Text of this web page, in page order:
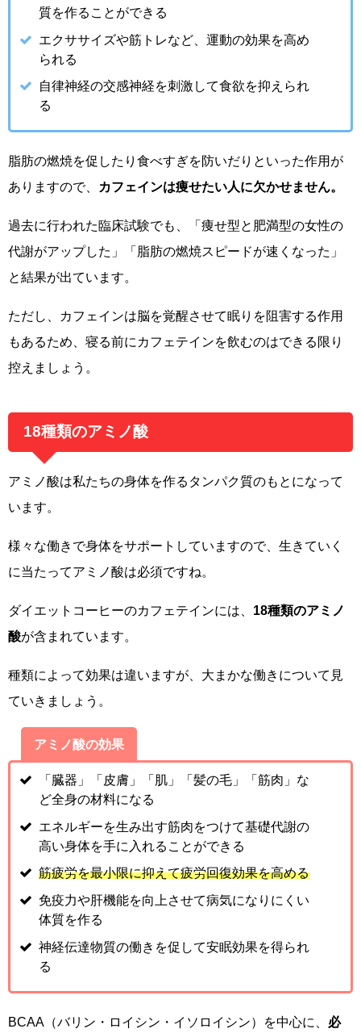
質を作ることができる
エクササイズや筋トレなど、運動の効果を高め
られる
自律神経の交感神経を刺激して食欲を抑えられ
る
脂肪の燃焼を促したり食べすぎを防いだりといった作用が
ありますので、
カフェインは痩せたい人に欠かせません。
過去に行われた臨床試験でも、「痩せ型と肥満型の女性の
代謝がアップした」「脂肪の燃焼スピードが速くなった」
と結果が出ています。
ただし、カフェインは脳を覚醒させて眠りを阻害する作用
もあるため、寝る前にカフェテインを飲むのはできる限り
控えましょう。
18種類のアミノ酸
アミノ酸は私たちの身体を作るタンパク質のもとになって
います。
様々な働きで身体をサポートしていますので、生きていく
に当たってアミノ酸は必須ですね。
ダイエットコーヒーのカフェテインには、 18種類のアミノ
酸が含まれています。
種類によって効果は違いますが、大まかな働きについて見
ていきましょう。
アミノ酸の効果
「臓器」「皮膚」「肌」「髪の毛」「筋肉」な
ど全身の材料になる
エネルギーを生み出す筋肉をつけて基礎代謝の
高い身体を手に入れることができる
筋疲労を最小限に抑えて疲労回復効果を高める
免疫力や肝機能を向上させて病気になりにくい
体質を作る
神経伝達物質の働きを促して安眠効果を得られ
る
BCAA（バリン・ロイシン・イソロイシン）を中心に、 必